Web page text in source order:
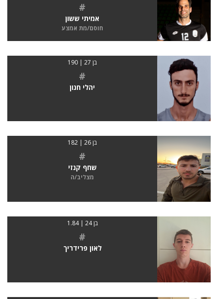
#
אמיתי ששון
חוסם/מת אמצע
בן 27 | 190
#
יהלי חנון
בן 26 | 182
#
שחף קנזי
מצליב/ה
בן 24 | 1.84
#
לאון פרידריך